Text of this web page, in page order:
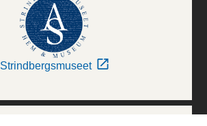
Strindbergsmuseet